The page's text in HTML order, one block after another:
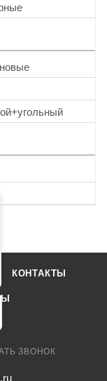
КОНТАКТЫ
ЗВОНОК